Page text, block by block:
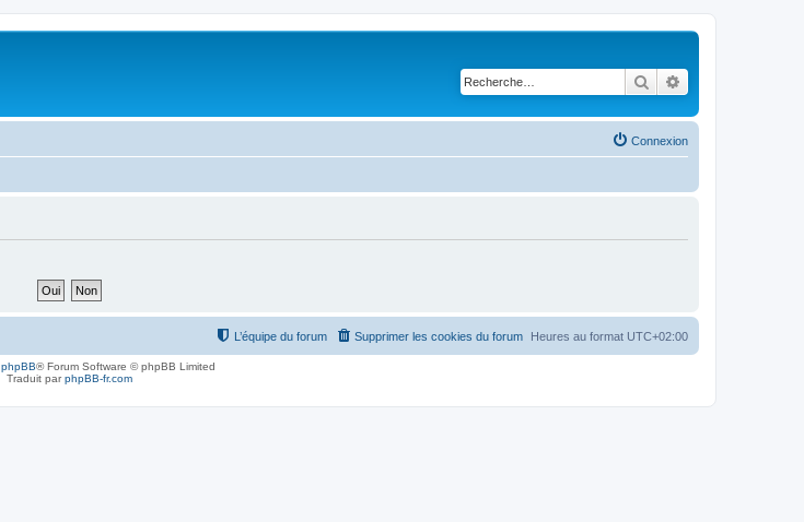
Rechercher
Connexion
Heures au format UTC+02:00
Supprimer les cookies du forum
L’équipe du forum
phpBB® Forum Software © phpBB Limited
Traduit parphpBB-fr.com